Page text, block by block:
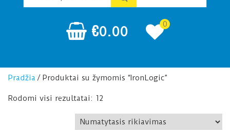
€0.00 0
Pradžia / Produktai su žymomis “IronLogic”
Rodomi visi rezultatai: 12